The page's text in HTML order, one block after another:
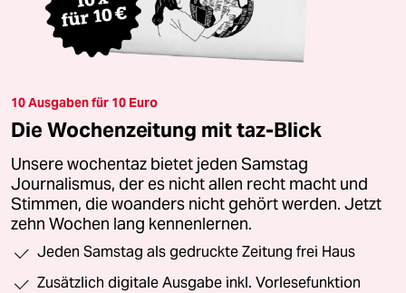
10 Ausgaben für 10 Euro
Die Wochenzeitung mit taz-Blick
Unsere wochentaz bietet jeden Samstag
Journalismus, der es nicht allen recht macht und
Stimmen, die woanders nicht gehört werden. Jetzt
zehn Wochen lang kennenlernen.
Jeden Samstag als gedruckte Zeitung frei Haus
Zusätzlich digitale Ausgabe inkl. Vorlesefunktion